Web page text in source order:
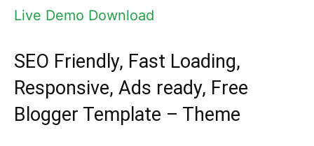
Live Demo Download
SEO Friendly, Fast Loading,
Responsive, Ads ready, Free
Blogger Template – Theme